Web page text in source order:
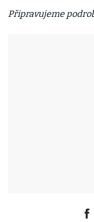
Připravujeme